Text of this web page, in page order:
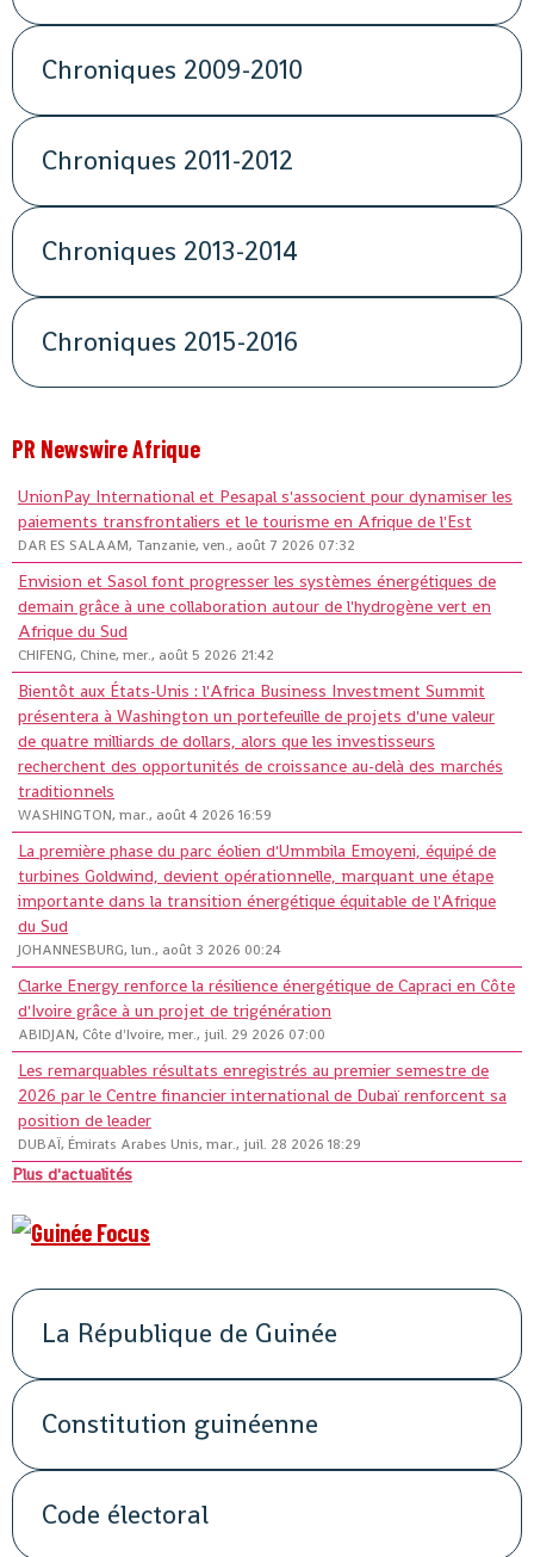
Chroniques 2009-2010
Chroniques 2011-2012
Chroniques 2013-2014
Chroniques 2015-2016
PR Newswire Afrique
UnionPay International et Pesapal s'associent pour dynamiser les
paiements transfrontaliers et le tourisme en Afrique de l'Est
DAR ES SALAAM, Tanzanie, ven., août 7 2026 07:32
Envision et Sasol font progresser les systèmes énergétiques de
demain grâce à une collaboration autour de l'hydrogène vert en
Afrique du Sud
CHIFENG, Chine, mer., août 5 2026 21:42
Bientôt aux États-Unis : l'Africa Business Investment Summit
présentera à Washington un portefeuille de projets d'une valeur
de quatre milliards de dollars, alors que les investisseurs
recherchent des opportunités de croissance au-delà des marchés
traditionnels
WASHINGTON, mar., août 4 2026 16:59
La première phase du parc éolien d'Ummbila Emoyeni, équipé de
turbines Goldwind, devient opérationnelle, marquant une étape
importante dans la transition énergétique équitable de l'Afrique
du Sud
JOHANNESBURG, lun., août 3 2026 00:24
Clarke Energy renforce la résilience énergétique de Capraci en Côte
d'Ivoire grâce à un projet de trigénération
ABIDJAN, Côte d'Ivoire, mer., juil. 29 2026 07:00
Les remarquables résultats enregistrés au premier semestre de
2026 par le Centre financier international de Dubaï renforcent sa
position de leader
DUBAÏ, Émirats Arabes Unis, mar., juil. 28 2026 18:29
Plus d'actualités
La République de Guinée
Constitution guinéenne
Code électoral